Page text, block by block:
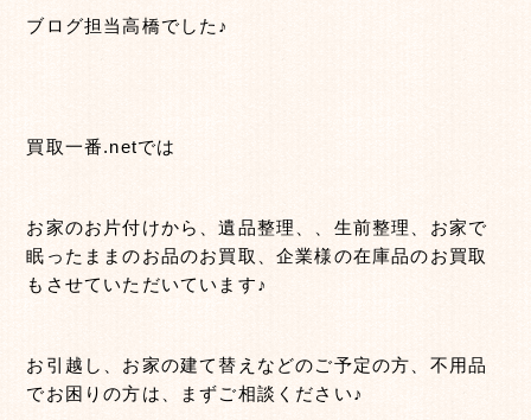
ブログ担当高橋でした♪
買取一番.netでは
お家のお片付けから、遺品整理、、生前整理、お家で
眠ったままのお品のお買取、企業様の在庫品のお買取
もさせていただいています♪
お引越し、お家の建て替えなどのご予定の方、不用品
でお困りの方は、まずご相談ください♪